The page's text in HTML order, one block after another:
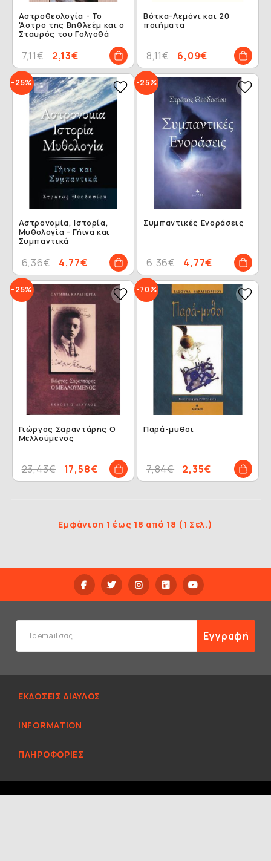
Αστροθεολογία - Το
'Aστρο της Βηθλεέμ και ο
Σταυρός του Γολγοθά
2,13€
7,11€
Βότκα-Λεμόνι και 20
ποιήματα
6,09€
8,11€
-25%
Αστρονομία, Ιστορία,
Μυθολογία - Γήινα και
Συμπαντικά
4,77€
6,36€
-25%
Συμπαντικές Ενοράσεις
4,77€
6,36€
-25%
Γιώργος Σαραντάρης Ο
Μελλούμενος
17,58€
23,43€
-70%
Παρά-μυθοι
2,35€
7,84€
Εμφάνιση 1 έως 18 από 18 (1 Σελ.)
Εγγραφή
ΕΚΔΟΣΕΙΣ ΔΙΑΥΛΟΣ
INFORMATION
ΠΛΗΡΟΦΟΡΊΕΣ